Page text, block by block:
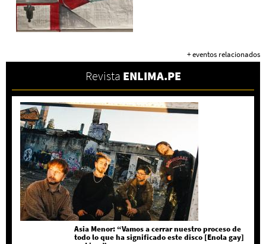
+ eventos relacionados
Revista ENLIMA.PE
Asia Menor: “Vamos a cerrar nuestro proceso de
todo lo que ha significado este disco [Enola gay]